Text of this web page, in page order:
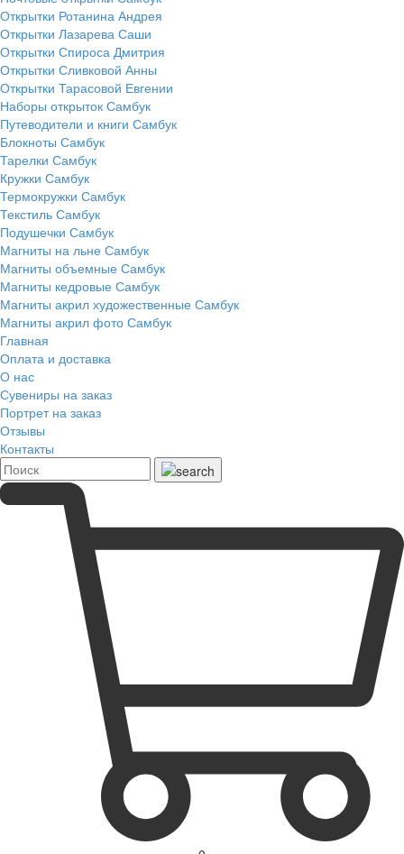
Открытки Ротанина Андрея
Открытки Лазарева Саши
Открытки Спироса Дмитрия
Открытки Сливковой Анны
Открытки Тарасовой Евгении
Наборы открыток Самбук
Путеводители и книги Самбук
Блокноты Самбук
Тарелки Самбук
Кружки Самбук
Термокружки Самбук
Текстиль Самбук
Подушечки Самбук
Магниты на льне Самбук
Магниты объемные Самбук
Магниты кедровые Самбук
Магниты акрил художественные Самбук
Магниты акрил фото Самбук
Главная
Оплата и доставка
О нас
Сувениры на заказ
Портрет на заказ
Отзывы
Контакты